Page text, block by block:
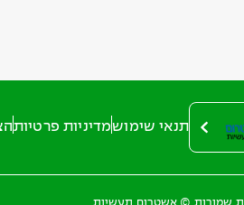
תנאי שימושמדיניות פרטיות